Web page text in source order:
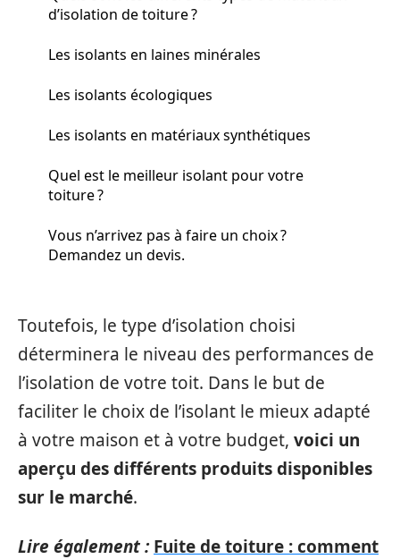
d’isolation de toiture ?
Les isolants en laines minérales
Les isolants écologiques
Les isolants en matériaux synthétiques
Quel est le meilleur isolant pour votre
toiture ?
Vous n’arrivez pas à faire un choix ?
Demandez un devis.
Toutefois, le type d’isolation choisi
déterminera le niveau des performances de
l’isolation de votre toit. Dans le but de
faciliter le choix de l’isolant le mieux adapté
à votre maison et à votre budget, voici un
aperçu des différents produits disponibles
sur le marché.
Lire également : Fuite de toiture : comment